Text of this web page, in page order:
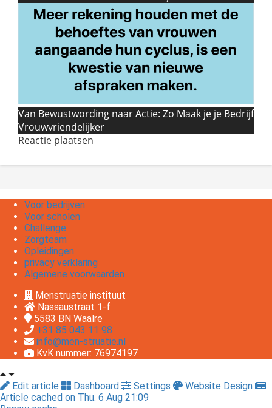
Van Bewustwording naar Actie: Zo Maak je je Bedrijf
Vrouwvriendelijker
Reactie plaatsen
Voor bedrijven
Voor scholen
Challenge
Zorgteam
Opleidingen
privacy verklaring
Algemene voorwaarden
Menstruatie instituut
Nassaustraat 1-f
5583 BN Waalre
+31 85 043 11 98
info@men-struatie.nl
KvK nummer: 76974197
Edit article Dashboard Settings
Website Design
Article cached on Thu. 6 Aug 21:09